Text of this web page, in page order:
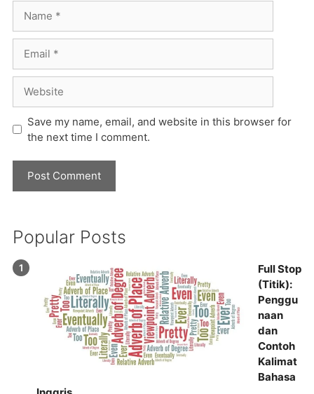
Save my name, email, and website in this browser for
the next time I comment.
Popular Posts
Full Stop
(Titik):
Penggu
naan
dan
Contoh
Kalimat
Bahasa